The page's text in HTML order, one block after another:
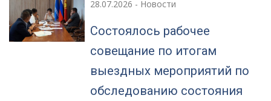
28.07.2026 - Новости
Состоялось рабочее
совещание по итогам
выездных мероприятий по
обследованию состояния